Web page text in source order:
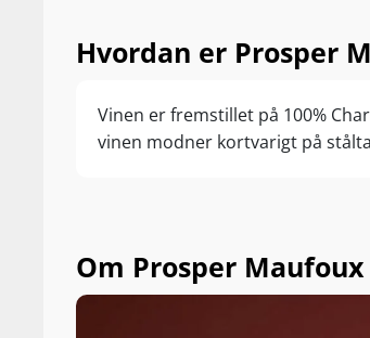
Hvordan er Prosper
Vinen er fremstillet på 100%
vinen modner kortvarigt på
Om Prosper Maufoux